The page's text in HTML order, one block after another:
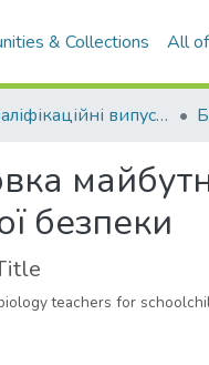
& Collections All
01. Кваліфікаційні випускні роботи здобувачів вищої освіти
безпеки
teachers for